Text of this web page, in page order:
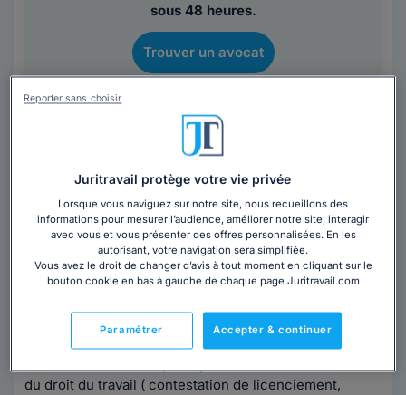
sous 48 heures.
Trouver un avocat
Cabinet MONTICELLI
Avocat au barreau de Charente
Charente,Angoulême, 16000
Contacter ce cabinet
du droit du travail ( contestation de licenciement,
Juritravail protège votre vie privée
Lorsque vous naviguez sur notre site, nous recueillons des
informations pour mesurer l’audience, améliorer notre site, interagir
avec vous et vous présenter des offres personnalisées. En les
autorisant, votre navigation sera simplifiée.
Vous avez le droit de changer d’avis à tout moment en cliquant sur le
bouton cookie en bas à gauche de chaque page Juritravail.com
Accepter & continuer
Paramétrer
Reporter sans choisir